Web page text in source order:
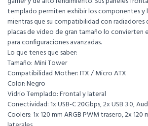
templado permiten exhibir los componentes y
mientras que su compatibilidad con radiadores
placas de video de gran tamaño lo convierten
para configuraciones avanzadas.
Lo que tenes que saber:
Tamaño: Mini Tower
Compatibilidad Mother: ITX / Micro ATX
Color: Negro
Vidrio Templado: Frontal y lateral
Conectividad: 1x USB-C 20Gbps, 2x USB 3.0,
Coolers: 1x 120 mm ARGB PWM trasero, 2x 120